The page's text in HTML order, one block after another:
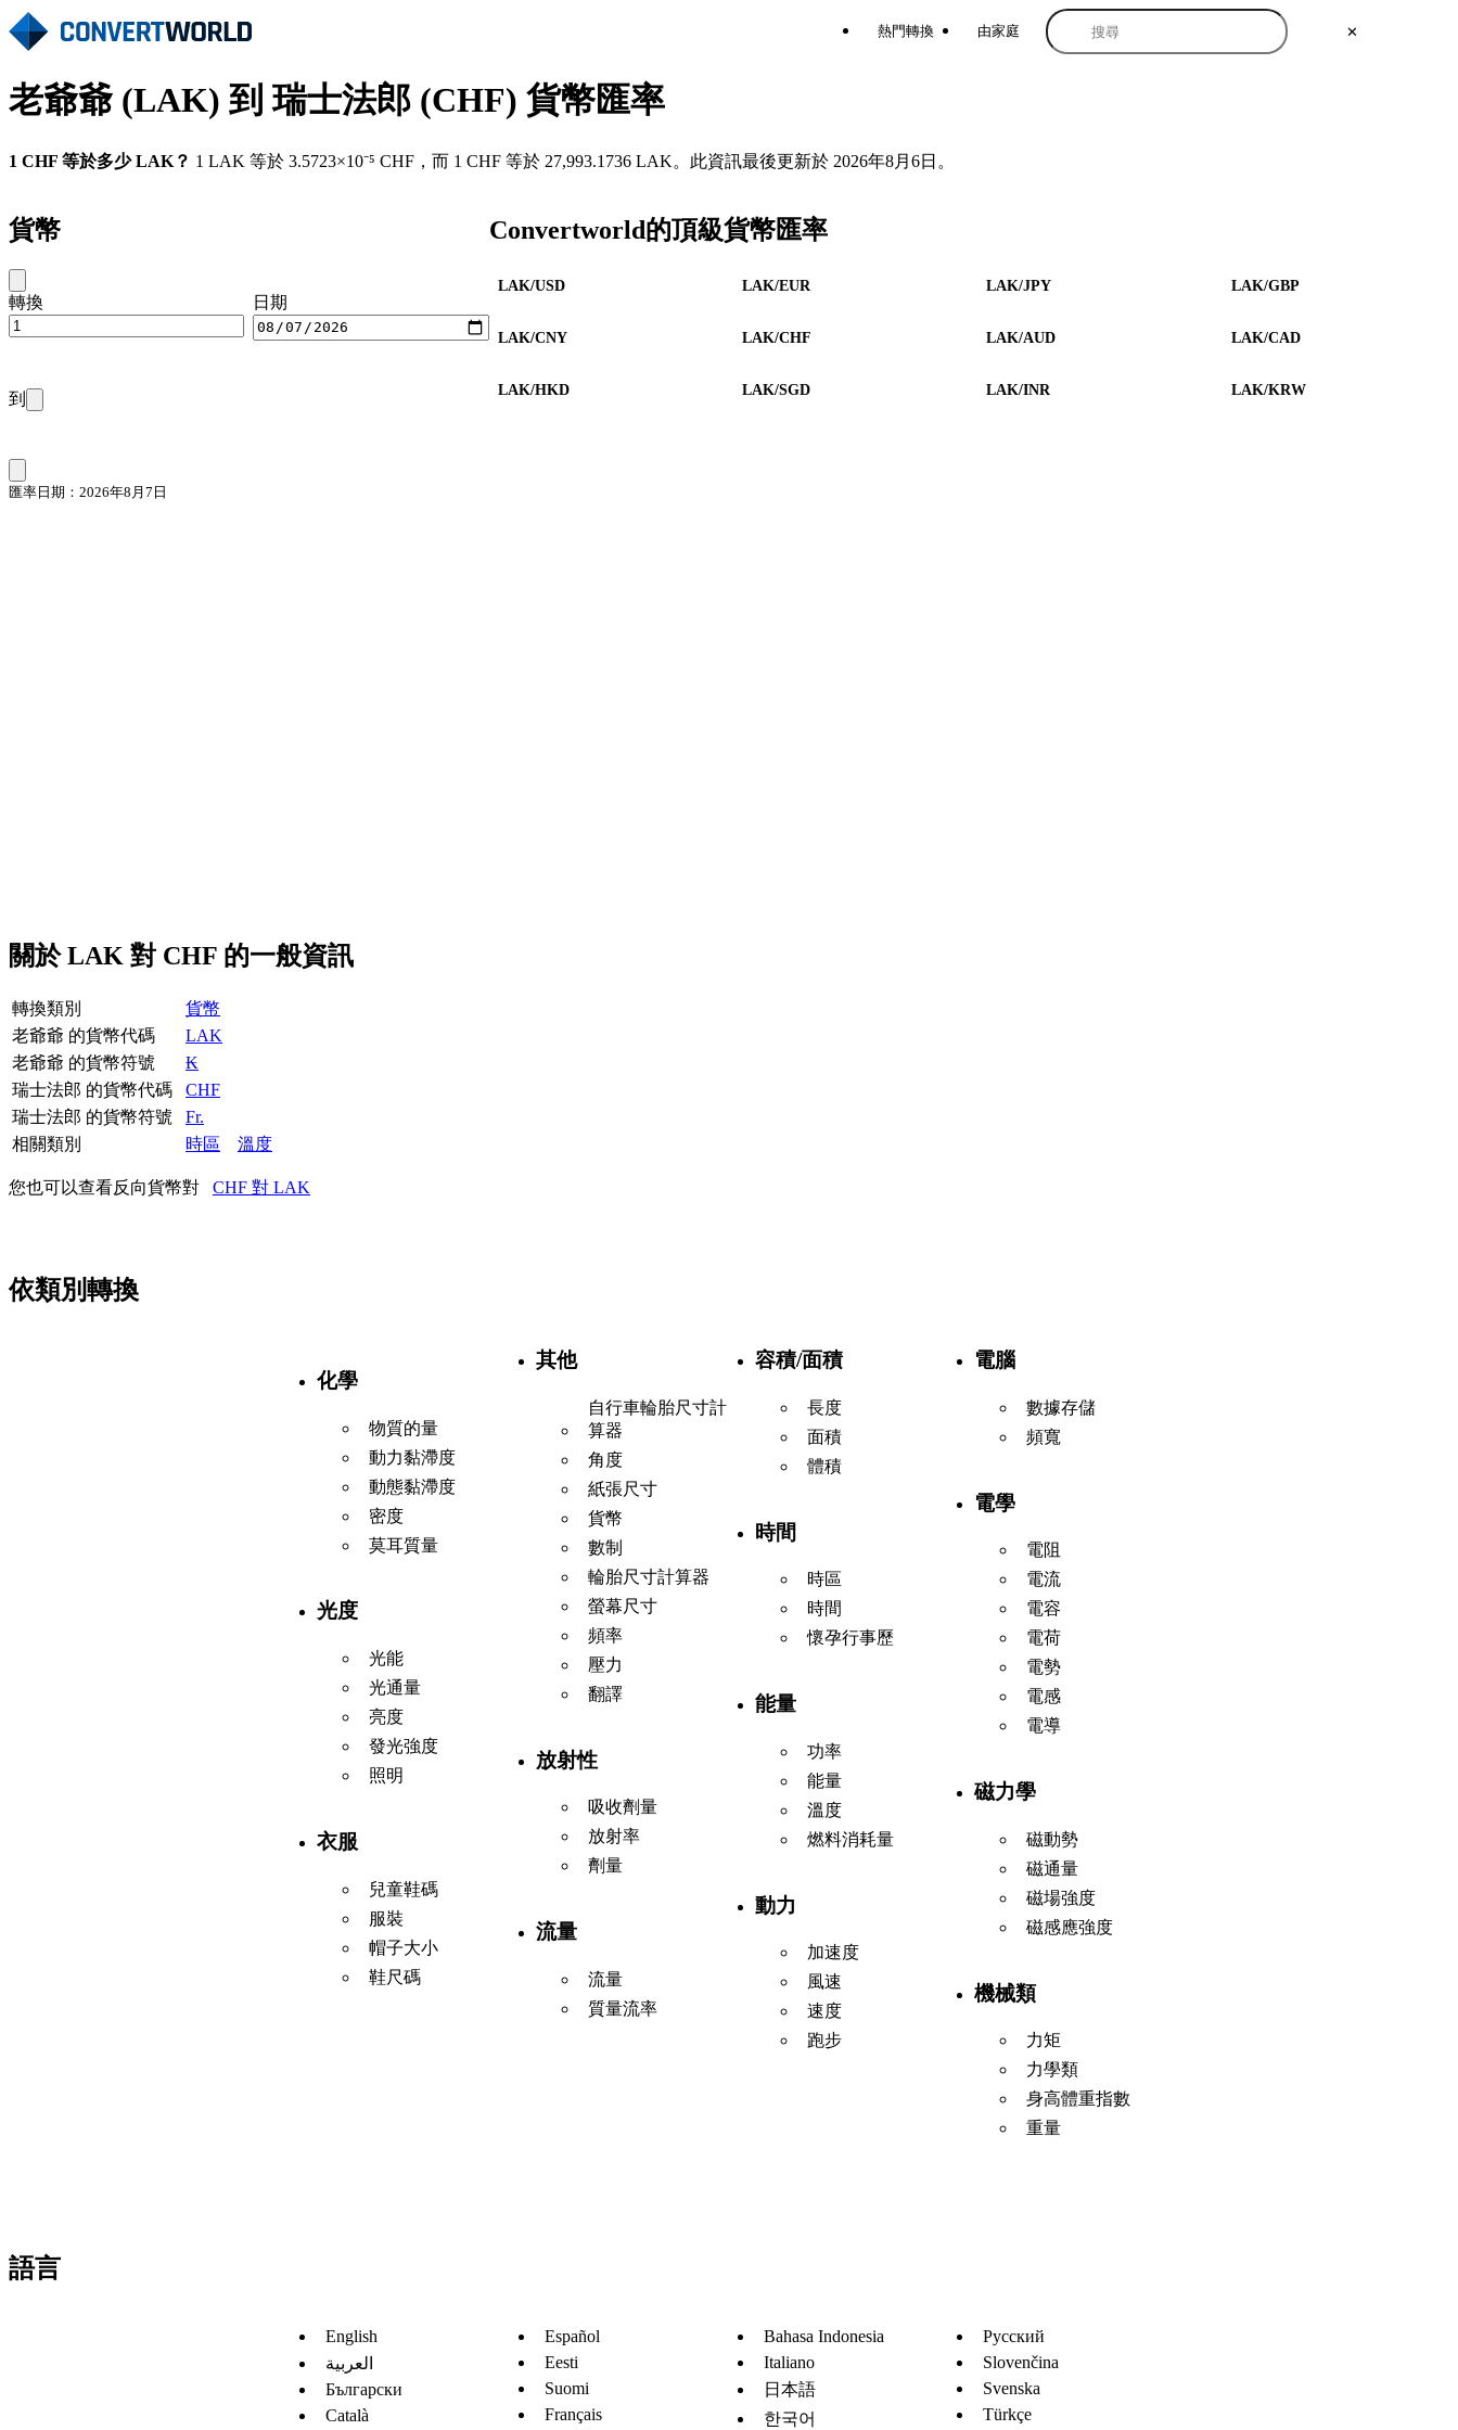
✕
熱門轉換 由家庭
老爺爺 (LAK) 到 瑞士法郎 (CHF) 貨幣匯率
1 CHF 等於多少 LAK？ 1 LAK 等於 3.5723×10⁻⁵ CHF，而 1 CHF 等於 27,993.1736 LAK。此資訊最後更新於 2026年8月6日。
貨幣
轉換 日期
到
匯率日期：2026年8月7日
Convertworld的頂級貨幣匯率
LAK/USD LAK/EUR LAK/JPY LAK/GBP
LAK/CNY LAK/CHF LAK/AUD LAK/CAD
LAK/HKD LAK/SGD LAK/INR LAK/KRW
關於 LAK 對 CHF 的一般資訊
轉換類別
貨幣
老爺爺 的貨幣代碼
LAK
老爺爺 的貨幣符號
₭
瑞士法郎 的貨幣代碼
CHF
瑞士法郎 的貨幣符號
Fr.
相關類別
時區 溫度
您也可以查看反向貨幣對 CHF 對 LAK
依類別轉換
化學
物質的量
動力黏滯度
動態黏滯度
密度
莫耳質量
光度
光能
光通量
亮度
發光強度
照明
衣服
兒童鞋碼
服裝
帽子大小
鞋尺碼
其他
自行車輪胎尺寸計
算器
角度
紙張尺寸
貨幣
數制
輪胎尺寸計算器
螢幕尺寸
頻率
壓力
翻譯
放射性
吸收劑量
放射率
劑量
流量
流量
質量流率
容積/面積
長度
面積
體積
時間
時區
時間
懷孕行事歷
能量
功率
能量
溫度
燃料消耗量
動力
加速度
風速
速度
跑步
電腦
數據存儲
頻寬
電學
電阻
電流
電容
電荷
電勢
電感
電導
磁力學
磁動勢
磁通量
磁場強度
磁感應強度
機械類
力矩
力學類
身高體重指數
重量
語言
English
العربية
Български
Català
Español
Eesti
Suomi
Français
Bahasa Indonesia
Italiano
日本語
한국어
Русский
Slovenčina
Svenska
Türkçe